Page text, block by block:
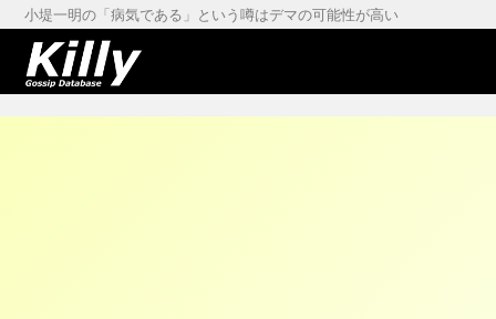
小堤一明の「病気である」という噂はデマの可能性が高い